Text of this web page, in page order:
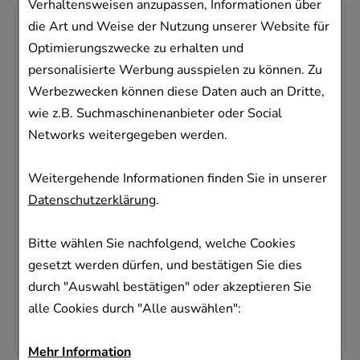
Verhaltensweisen anzupassen, Informationen über
die Art und Weise der Nutzung unserer Website für
Optimierungszwecke zu erhalten und
personalisierte Werbung ausspielen zu können. Zu
Werbezwecken können diese Daten auch an Dritte,
wie z.B. Suchmaschinenanbieter oder Social
Networks weitergegeben werden.
Weitergehende Informationen finden Sie in unserer
Datenschutzerklärung.
Bitte wählen Sie nachfolgend, welche Cookies
gesetzt werden dürfen, und bestätigen Sie dies
durch "Auswahl bestätigen" oder akzeptieren Sie
alle Cookies durch "Alle auswählen":
Mehr Information
CURARINA Creme m.Vitamin E
50ml
Dieses Produkt ist zur Zeit nicht verfügbar
AVP:12,95 €²
200,00 €pro 1 l
-23%